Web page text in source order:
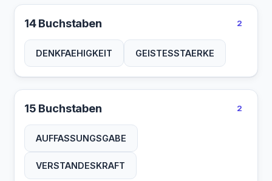
14 Buchstaben 2
DENKFAEHIGKEIT GEISTESSTAERKE
15 Buchstaben 2
AUFFASSUNGSGABE
VERSTANDESKRAFT